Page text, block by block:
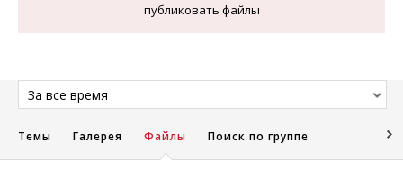
публиковать файлы
За все время
Темы Галерея Файлы Поиск по группе